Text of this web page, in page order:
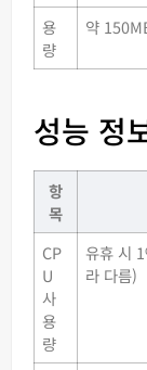
용
량
약
성능 정
항
목
CP
U
사
용
량
유휴 시
라 다름)